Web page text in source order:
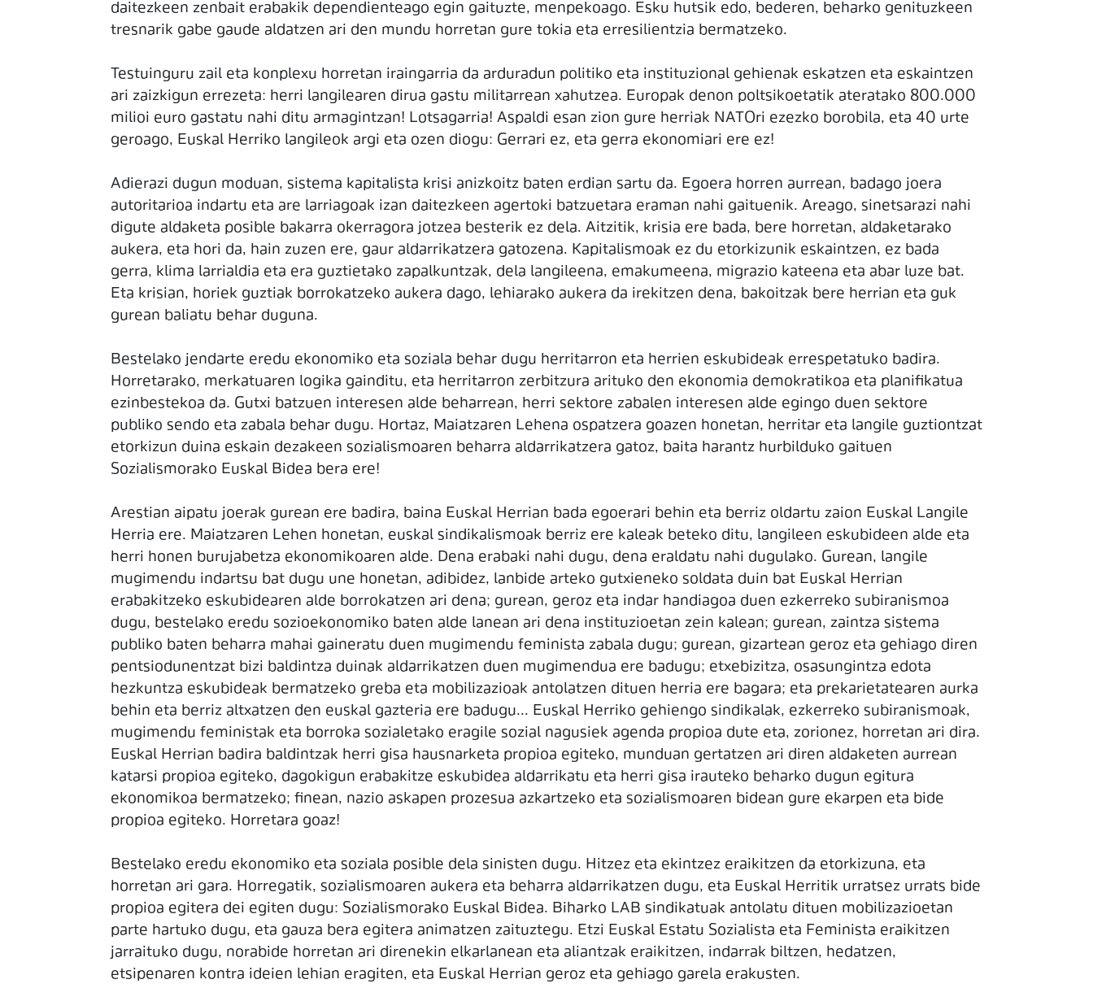
daitezkeen zenbait erabakik dependienteago egin gaituzte, menpekoago. Esku hutsik edo, bederen, beharko genituzkeen
tresnarik gabe gaude aldatzen ari den mundu horretan gure tokia eta erresilientzia bermatzeko.
Testuinguru zail eta konplexu horretan iraingarria da arduradun politiko eta instituzional gehienak eskatzen eta eskaintzen
ari zaizkigun errezeta: herri langilearen dirua gastu militarrean xahutzea. Europak denon poltsikoetatik ateratako 800.000
milioi euro gastatu nahi ditu armagintzan! Lotsagarria! Aspaldi esan zion gure herriak NATOri ezezko borobila, eta 40 urte
geroago, Euskal Herriko langileok argi eta ozen diogu: Gerrari ez, eta gerra ekonomiari ere ez!
Adierazi dugun moduan, sistema kapitalista krisi anizkoitz baten erdian sartu da. Egoera horren aurrean, badago joera
autoritarioa indartu eta are larriagoak izan daitezkeen agertoki batzuetara eraman nahi gaituenik. Areago, sinetsarazi nahi
digute aldaketa posible bakarra okerragora jotzea besterik ez dela. Aitzitik, krisia ere bada, bere horretan, aldaketarako
aukera, eta hori da, hain zuzen ere, gaur aldarrikatzera gatozena. Kapitalismoak ez du etorkizunik eskaintzen, ez bada
gerra, klima larrialdia eta era guztietako zapalkuntzak, dela langileena, emakumeena, migrazio kateena eta abar luze bat.
Eta krisian, horiek guztiak borrokatzeko aukera dago, lehiarako aukera da irekitzen dena, bakoitzak bere herrian eta guk
gurean baliatu behar duguna.
Bestelako jendarte eredu ekonomiko eta soziala behar dugu herritarron eta herrien eskubideak errespetatuko badira.
Horretarako, merkatuaren logika gainditu, eta herritarron zerbitzura arituko den ekonomia demokratikoa eta planifikatua
ezinbestekoa da. Gutxi batzuen interesen alde beharrean, herri sektore zabalen interesen alde egingo duen sektore
publiko sendo eta zabala behar dugu. Hortaz, Maiatzaren Lehena ospatzera goazen honetan, herritar eta langile guztiontzat
etorkizun duina eskain dezakeen sozialismoaren beharra aldarrikatzera gatoz, baita harantz hurbilduko gaituen
Sozialismorako Euskal Bidea bera ere!
Arestian aipatu joerak gurean ere badira, baina Euskal Herrian bada egoerari behin eta berriz oldartu zaion Euskal Langile
Herria ere. Maiatzaren Lehen honetan, euskal sindikalismoak berriz ere kaleak beteko ditu, langileen eskubideen alde eta
herri honen burujabetza ekonomikoaren alde. Dena erabaki nahi dugu, dena eraldatu nahi dugulako. Gurean, langile
mugimendu indartsu bat dugu une honetan, adibidez, lanbide arteko gutxieneko soldata duin bat Euskal Herrian
erabakitzeko eskubidearen alde borrokatzen ari dena; gurean, geroz eta indar handiagoa duen ezkerreko subiranismoa
dugu, bestelako eredu sozioekonomiko baten alde lanean ari dena instituzioetan zein kalean; gurean, zaintza sistema
publiko baten beharra mahai gaineratu duen mugimendu feminista zabala dugu; gurean, gizartean geroz eta gehiago diren
pentsiodunentzat bizi baldintza duinak aldarrikatzen duen mugimendua ere badugu; etxebizitza, osasungintza edota
hezkuntza eskubideak bermatzeko greba eta mobilizazioak antolatzen dituen herria ere bagara; eta prekarietatearen aurka
behin eta berriz altxatzen den euskal gazteria ere badugu... Euskal Herriko gehiengo sindikalak, ezkerreko subiranismoak,
mugimendu feministak eta borroka sozialetako eragile sozial nagusiek agenda propioa dute eta, zorionez, horretan ari dira.
Euskal Herrian badira baldintzak herri gisa hausnarketa propioa egiteko, munduan gertatzen ari diren aldaketen aurrean
katarsi propioa egiteko, dagokigun erabakitze eskubidea aldarrikatu eta herri gisa irauteko beharko dugun egitura
ekonomikoa bermatzeko; finean, nazio askapen prozesua azkartzeko eta sozialismoaren bidean gure ekarpen eta bide
propioa egiteko. Horretara goaz!
Bestelako eredu ekonomiko eta soziala posible dela sinisten dugu. Hitzez eta ekintzez eraikitzen da etorkizuna, eta
horretan ari gara. Horregatik, sozialismoaren aukera eta beharra aldarrikatzen dugu, eta Euskal Herritik urratsez urrats bide
propioa egitera dei egiten dugu: Sozialismorako Euskal Bidea. Biharko LAB sindikatuak antolatu dituen mobilizazioetan
parte hartuko dugu, eta gauza bera egitera animatzen zaituztegu. Etzi Euskal Estatu Sozialista eta Feminista eraikitzen
jarraituko dugu, norabide horretan ari direnekin elkarlanean eta aliantzak eraikitzen, indarrak biltzen, hedatzen,
etsipenaren kontra ideien lehian eragiten, eta Euskal Herrian geroz eta gehiago garela erakusten.